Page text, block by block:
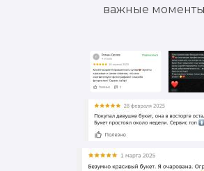
важные моменты